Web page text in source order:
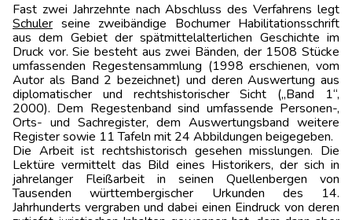
Fast zwei Jahrzehnte nach Abschluss des Verfahrens legt
Schuler seine zweibändige Bochumer Habilitationsschrift
aus dem Gebiet der spätmittelalterlichen Geschichte im
Druck vor. Sie besteht aus zwei Bänden, der 1508 Stücke
umfassenden Regestensammlung (1998 erschienen, vom
Autor als Band 2 bezeichnet) und deren Auswertung aus
diplomatischer und rechtshistorischer Sicht („Band 1“,
2000). Dem Regestenband sind umfassende Personen-,
Orts- und Sachregister, dem Auswertungsband weitere
Register sowie 11 Tafeln mit 24 Abbildungen beigegeben.
Die Arbeit ist rechtshistorisch gesehen misslungen. Die
Lektüre vermittelt das Bild eines Historikers, der sich in
jahrelanger Fleißarbeit in seinen Quellenbergen von
Tausenden württembergischer Urkunden des 14.
Jahrhunderts vergraben und dabei einen Eindruck von deren